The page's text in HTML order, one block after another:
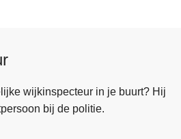
wijkinspecteur in je buurt? Hij
bij de politie.